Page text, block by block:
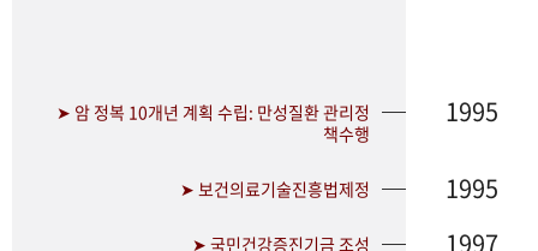
➤ 암 정복 10개년 계획 수립: 만성질환 관리정
책수행
1995
➤ 보건의료기술진흥법제정 1995
➤ 국민건강증진기금 조성 1997